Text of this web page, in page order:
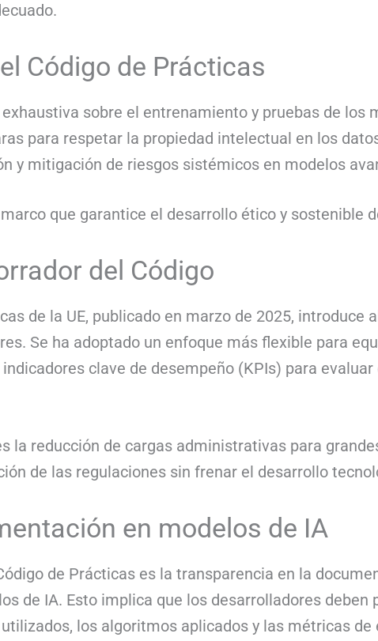
Código de Prácticas
sobre el entrenamiento y pruebas de los
para respetar la propiedad intelectual en los
y mitigación de riesgos sistémicos en modelos
que garantice el desarrollo ético y sostenible
del Código
de la UE, publicado en marzo de 2025, introduce
Se ha adoptado un enfoque más flexible para
clave de desempeño (KPIs) para
la reducción de cargas administrativas para
de las regulaciones sin frenar el desarrollo
en modelos de IA
de Prácticas es la transparencia en la
de IA. Esto implica que los desarrolladores deben
los algoritmos aplicados y las métricas de